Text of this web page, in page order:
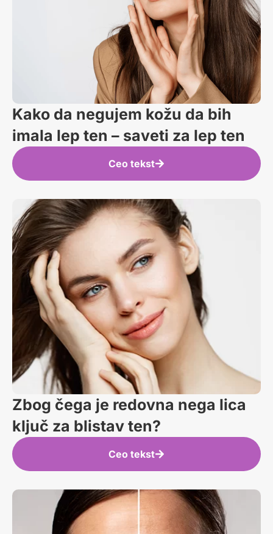
Kako da negujem kožu da bih
imala lep ten – saveti za lep ten
Ceo tekst
Zbog čega je redovna nega lica
ključ za blistav ten?
Ceo tekst